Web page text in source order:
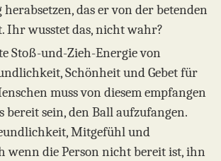
das er von der betenden
Ihr wusstet das, nicht wahr?
Stoß-und-Zieh-Energie von
Schönheit und Gebet für
muss von diesem empfangen
bereit sein, den Ball aufzufangen.
Mitgefühl und
wenn die Person nicht bereit ist, ihn